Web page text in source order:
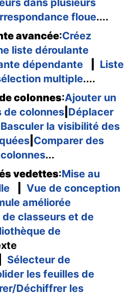
dans plusieurs
floue....
avancée:Créez
liste déroulante
dépendante
Liste
multiple....
colonnes:Ajouter un
de colonnes Déplacer
Basculer la visibilité des
Comparer des
...
vedettes:Mise au
Vue de conception
améliorée
de classeurs et de
de
Sélecteur de
les feuilles de
Déchiffrer les